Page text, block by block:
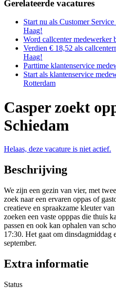
Gerelateerde vacatures
Start nu als Customer
Haag!
Word callcenter
Verdien € 18,52 als
Haag!
Parttime klantenservice
Start als klantenservice
Rotterdam
Casper zoekt
Schiedam
Helaas, deze vacature is niet actief.
Beschrijving
We zijn een gezin van vier, met
zoek naar een ervaren oppas of
creatieve en spraakzame kleuter
zoeken een vaste opppas die thuis
passen en ook kan ophalen van
17:30. Het gaat om dinsdagmiddag
september.
Extra informatie
Status